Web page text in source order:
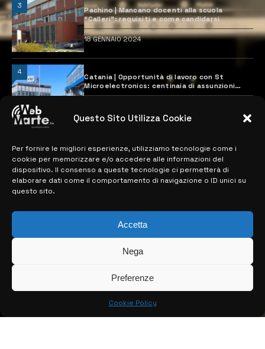
Questo Sito Utilizza Cookie
Per fornire le migliori esperienze, utilizziamo tecnologie come i
cookie per memorizzare e/o accedere alle informazioni del
dispositivo. Il consenso a queste tecnologie ci permetterà di
elaborare dati come il comportamento di navigazione o ID unici su
questo sito.
Accetta
Nega
Preferenze
Cookie Policy
3
Pachino | Mancano docenti alla scuola
“Calleri”: requisiti e come candidarsi
18 GENNAIO 2024
4
Catania | Opportunità di lavoro con St
Microelectronics: centinaia di assunzioni
previste
MAPPA DEL SITO
> NOTIZIE